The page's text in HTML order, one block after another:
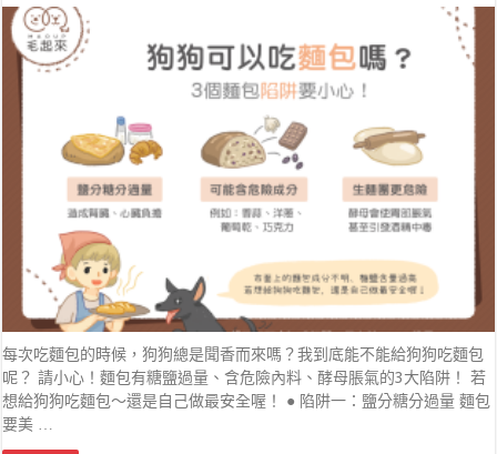
每次吃麵包的時候，狗狗總是聞香而來嗎？我到底能不能給狗狗吃麵包
呢？ 請小心！麵包有糖鹽過量、含危險內料、酵母脹氣的3大陷阱！ 若
想給狗狗吃麵包～還是自己做最安全喔！ ● 陷阱一：鹽分糖分過量 麵包
要美 …